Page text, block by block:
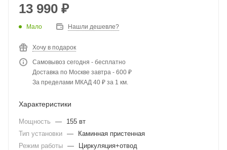
13 990 ₽
Мало Нашли дешевле?
Хочу в подарок
Самовывоз сегодня - бесплатно
Доставка по Москве завтра - 600 ₽
За пределами МКАД 40 ₽ за 1 км.
Характеристики
Мощность —
155 вт
Тип установки —
Каминная пристенная
Режим работы —
Циркуляция+отвод